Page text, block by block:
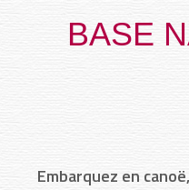
BASE
Embarquez en